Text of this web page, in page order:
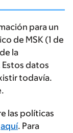
para un
de MSK (1 de
la
datos
todavía.
las políticas
aquí. Para